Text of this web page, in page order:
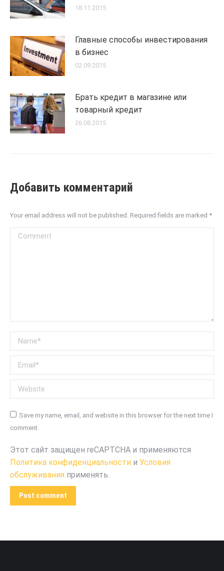
18.11.2015
Главные способы инвестирования
в бизнес
02.09.2015
Брать кредит в магазине или
товарный кредит
26.08.2015
Добавить комментарий
Your email address will not be published. Required fields are marked *
Comment
Name *
Email *
Website
Save my name, email, and website in this browser for the next time I
comment.
Этот сайт защищен reCAPTCHA и применяются
Политика конфиденциальности и Условия
обслуживания применять.
Post comment